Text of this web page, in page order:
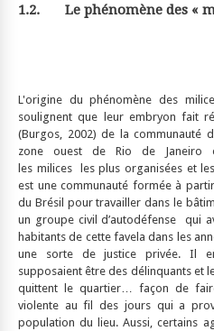
1.2. Le phénomène des «
L'origine du phénomène des
soulignent que leur embryon fait
(Burgos, 2002) de la communauté
zone ouest de Rio de Janeiro
les milices les plus organisées et
est une communauté formée à
du Brésil pour travailler dans le
un groupe civil d’autodéfense qui
habitants de cette favela dans les
une sorte de justice privée. Il
supposaient être des délinquants et
quittent le quartier… façon de
violente au fil des jours qui a
population du lieu. Aussi, certains